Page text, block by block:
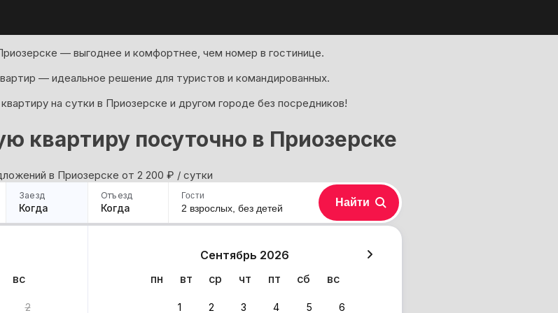
— выгоднее и комфортнее, чем номер в гостинице.
— идеальное решение для туристов и командированных.
на сутки в Приозерске и другом городе без посредников!
квартиру посуточно в Приозерске
в Приозерске oт 2 200 ₽ / сутки
Заезд
Когда
Отъезд
Когда
вс
2
Сентябрь 2026
пн
вт ср чт пт сб вс
1 2 3 4 5 6
Гости
2 взрослых, без детей Найти